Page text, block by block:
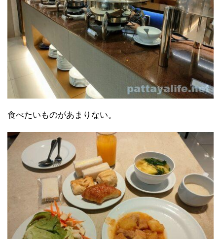
食べたいものがあまりない。